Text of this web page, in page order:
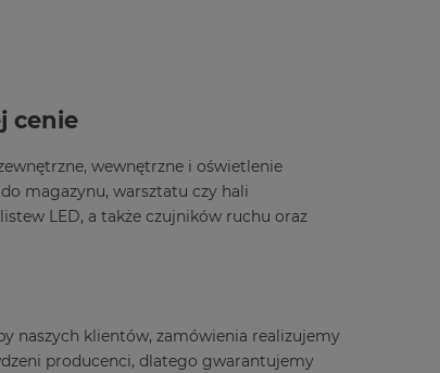
cenie
wewnętrzne i oświetlenie
magazynu, warsztatu czy hali
LED, a także czujników ruchu oraz
naszych klientów, zamówienia realizujemy
producenci, dlatego gwarantujemy